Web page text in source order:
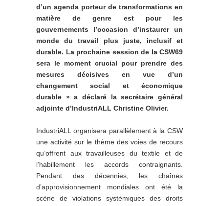
d’un agenda porteur de transformations en
matière de genre est pour les
gouvernements l’occasion d’instaurer un
monde du travail plus juste, inclusif et
durable. La prochaine session de la CSW69
sera le moment crucial pour prendre des
mesures décisives en vue d’un
changement social et économique
durable » a déclaré la secrétaire général
adjointe d’IndustriALL Christine Olivier.
IndustriALL organisera parallèlement à la CSW
une activité sur le thème des voies de recours
qu’offrent aux travailleuses du textile et de
l’habillement les accords contraignants.
Pendant des décennies, les chaînes
d’approvisionnement mondiales ont été la
scène de violations systémiques des droits